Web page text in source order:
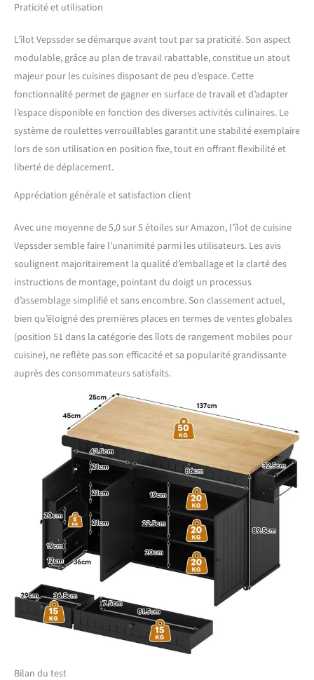
Praticité et utilisation
L’îlot Vepssder se démarque avant tout par sa praticité. Son aspect
modulable, grâce au plan de travail rabattable, constitue un atout
majeur pour les cuisines disposant de peu d’espace. Cette
fonctionnalité permet de gagner en surface de travail et d’adapter
l’espace disponible en fonction des diverses activités culinaires. Le
système de roulettes verrouillables garantit une stabilité exemplaire
lors de son utilisation en position fixe, tout en offrant flexibilité et
liberté de déplacement.
Appréciation générale et satisfaction client
Avec une moyenne de 5,0 sur 5 étoiles sur Amazon, l’îlot de cuisine
Vepssder semble faire l’unanimité parmi les utilisateurs. Les avis
soulignent majoritairement la qualité d’emballage et la clarté des
instructions de montage, pointant du doigt un processus
d’assemblage simplifié et sans encombre. Son classement actuel,
bien qu’éloigné des premières places en termes de ventes globales
(position 51 dans la catégorie des îlots de rangement mobiles pour
cuisine), ne reflète pas son efficacité et sa popularité grandissante
auprès des consommateurs satisfaits.
Bilan du test